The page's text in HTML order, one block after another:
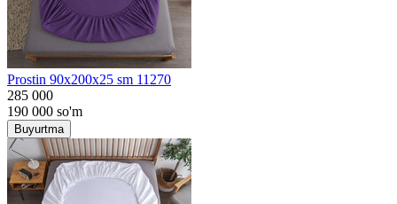
Prostin 90x200x25 sm 11270
285 000
190 000 so'm
Buyurtma